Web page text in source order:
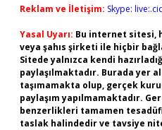
Reklam ve İletişim: Skype:
Yasal Uyarı: Bu internet sitesi,
veya şahıs şirketi ile hiçbir
Sitede yalnızca kendi
paylaşılmaktadır. Burada yer
taşımamakta olup, gerçek
paylaşım yapılmamaktadır.
benzerlikleri tamamen
taslak halindedir ve tavsiye